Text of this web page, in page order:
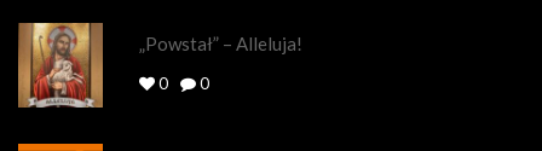
„Powstał” – Alleluja!
0 0